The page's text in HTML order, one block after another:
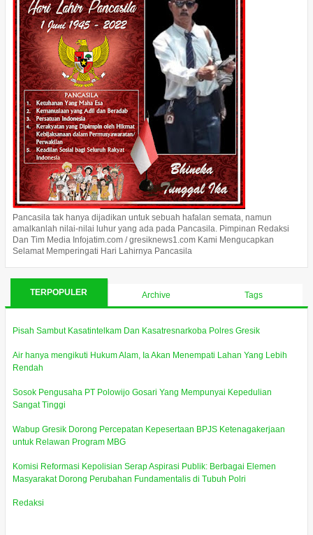
Pancasila tak hanya dijadikan untuk sebuah hafalan semata, namun
amalkanlah nilai-nilai luhur yang ada pada Pancasila. Pimpinan Redaksi
Dan Tim Media Infojatim.com / gresiknews1.com Kami Mengucapkan
Selamat Memperingati Hari Lahirnya Pancasila
TERPOPULER Archive Tags
Pisah Sambut Kasatintelkam Dan Kasatresnarkoba Polres Gresik
Air hanya mengikuti Hukum Alam, Ia Akan Menempati Lahan Yang Lebih
Rendah
Sosok Pengusaha PT Polowijo Gosari Yang Mempunyai Kepedulian
Sangat Tinggi
Wabup Gresik Dorong Percepatan Kepesertaan BPJS Ketenagakerjaan
untuk Relawan Program MBG
Komisi Reformasi Kepolisian Serap Aspirasi Publik: Berbagai Elemen
Masyarakat Dorong Perubahan Fundamentalis di Tubuh Polri
Redaksi